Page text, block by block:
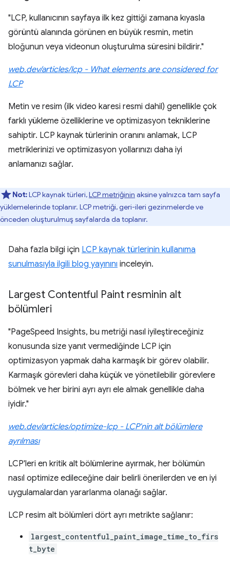
"LCP, kullanıcının sayfaya ilk kez gittiği zamana kıyasla
görüntü alanında görünen en büyük resmin, metin
bloğunun veya videonun oluşturulma süresini bildirir."
web.dev/articles/lcp - What elements are considered for
LCP
Metin ve resim (ilk video karesi resmi dahil) genellikle çok
farklı yükleme özelliklerine ve optimizasyon tekniklerine
sahiptir. LCP kaynak türlerinin oranını anlamak, LCP
metriklerinizi ve optimizasyon yollarınızı daha iyi
anlamanızı sağlar.
Not:LCP kaynak türleri,LCP metriğinin aksine yalnızca tam sayfa
yüklemelerinde toplanır. LCP metriği, geri-ileri gezinmelerde ve
önceden oluşturulmuş sayfalarda da toplanır.
Daha fazla bilgi için LCP kaynak türlerinin kullanıma
sunulmasıyla ilgili blog yayınını inceleyin.
Largest Contentful Paint resminin alt
bölümleri
"PageSpeed Insights, bu metriği nasıl iyileştireceğiniz
konusunda size yanıt vermediğinde LCP için
optimizasyon yapmak daha karmaşık bir görev olabilir.
Karmaşık görevleri daha küçük ve yönetilebilir görevlere
bölmek ve her birini ayrı ayrı ele almak genellikle daha
iyidir."
web.dev/articles/optimize-lcp - LCP'nin alt bölümlere
ayrılması
LCP'leri en kritik alt bölümlerine ayırmak, her bölümün
nasıl optimize edileceğine dair belirli önerilerden ve en iyi
uygulamalardan yararlanma olanağı sağlar.
LCP resim alt bölümleri dört ayrı metrikte sağlanır:
largest_contentful_paint_image_time_to_firs
t_byte